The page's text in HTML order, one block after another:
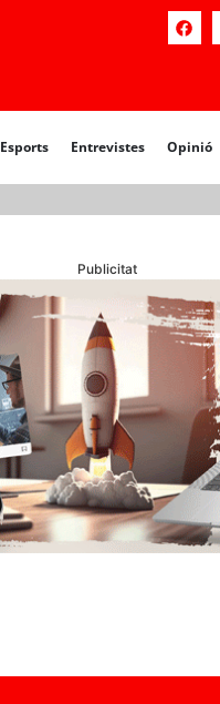
Esports Entrevistes Opinió
Opinió
Publicitat